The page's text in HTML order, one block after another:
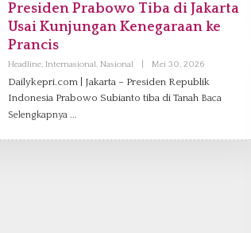
Presiden Prabowo Tiba di Jakarta
Usai Kunjungan Kenegaraan ke
Prancis
Headline, Internasional , Nasional Mei 30, 2026O
E
H
I
Dailykepri.com | Jakarta – Presiden Republik
Indonesia Prabowo Subianto tiba di Tanah Baca
Selengkapnya